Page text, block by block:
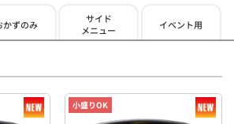
かずのみ
サイド
メニュー
イベント用
小盛りOK